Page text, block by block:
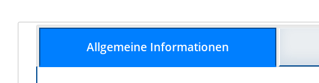
Allgemeine Informationen